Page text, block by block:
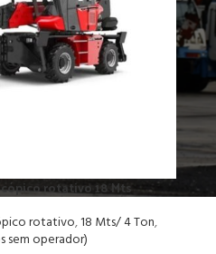
rotativo 18 Mts
rotativo,18 Mts/ 4 Ton,
sem operador)